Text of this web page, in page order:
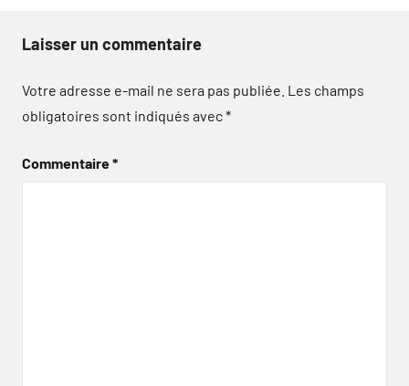
Laisser un commentaire
Votre adresse e-mail ne sera pas publiée. Les champs
obligatoires sont indiqués avec*
Commentaire*